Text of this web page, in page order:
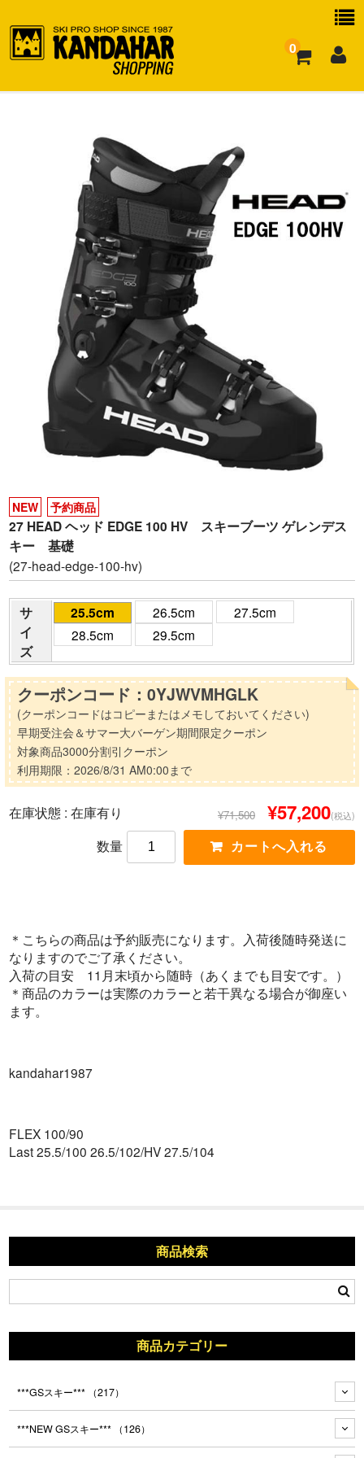
0
よくある質問
NEW 予約商品
27 HEAD ヘッド EDGE 100 HV スキーブーツ ゲレンデス
キー 基礎
(27-head-edge-100-hv)
サ
イ
ズ
25.5cm 26.5cm
27.5cm
28.5cm
29.5cm
クーポンコード：0YJWVMHGLK
(クーポンコードはコピーまたはメモしておいてください)
早期受注会＆サマー大バーゲン期間限定クーポン
対象商品3000分割引クーポン
利用期限：2026/8/31 AM0:00まで
在庫状態 :在庫有り ¥71,500 ¥57,200(税込)
数量
＊こちらの商品は予約販売になります。入荷後随時発送に
なりますのでご了承ください。
入荷の目安 11月末頃から随時（あくまでも目安です。）
＊商品のカラーは実際のカラーと若干異なる場合が御座い
ます。
kandahar1987
FLEX 100/90
Last 25.5/100 26.5/102/HV 27.5/104
商品検索
商品カテゴリー
***GSスキー*** （217）
***NEW GSスキー*** （126）